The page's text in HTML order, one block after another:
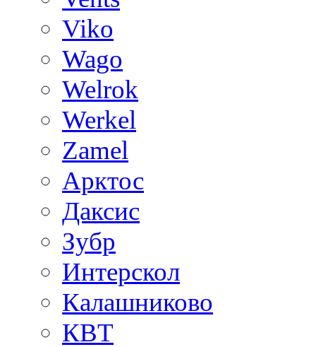
Viko
Wago
Welrok
Werkel
Zamel
Арктос
Даксис
Зубр
Интерскол
Калашниково
КВТ